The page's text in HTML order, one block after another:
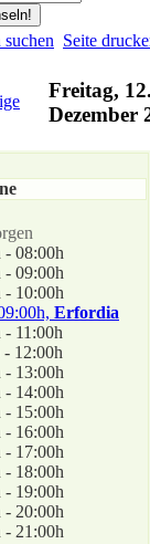
Seite
Freitag,
Dezember
- 08:00h
- 09:00h
- 10:00h
Erfordia
- 11:00h
- 12:00h
- 13:00h
- 14:00h
- 15:00h
- 16:00h
- 17:00h
- 18:00h
- 19:00h
- 20:00h
- 21:00h